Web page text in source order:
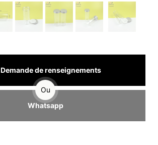
Demande de renseignements
Ou
Whatsapp